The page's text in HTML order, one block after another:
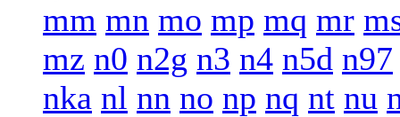
mm mn mo mp mq mr
mz n0 n2g n3 n4 n5d n97
nka nl nn no np nq nt nu